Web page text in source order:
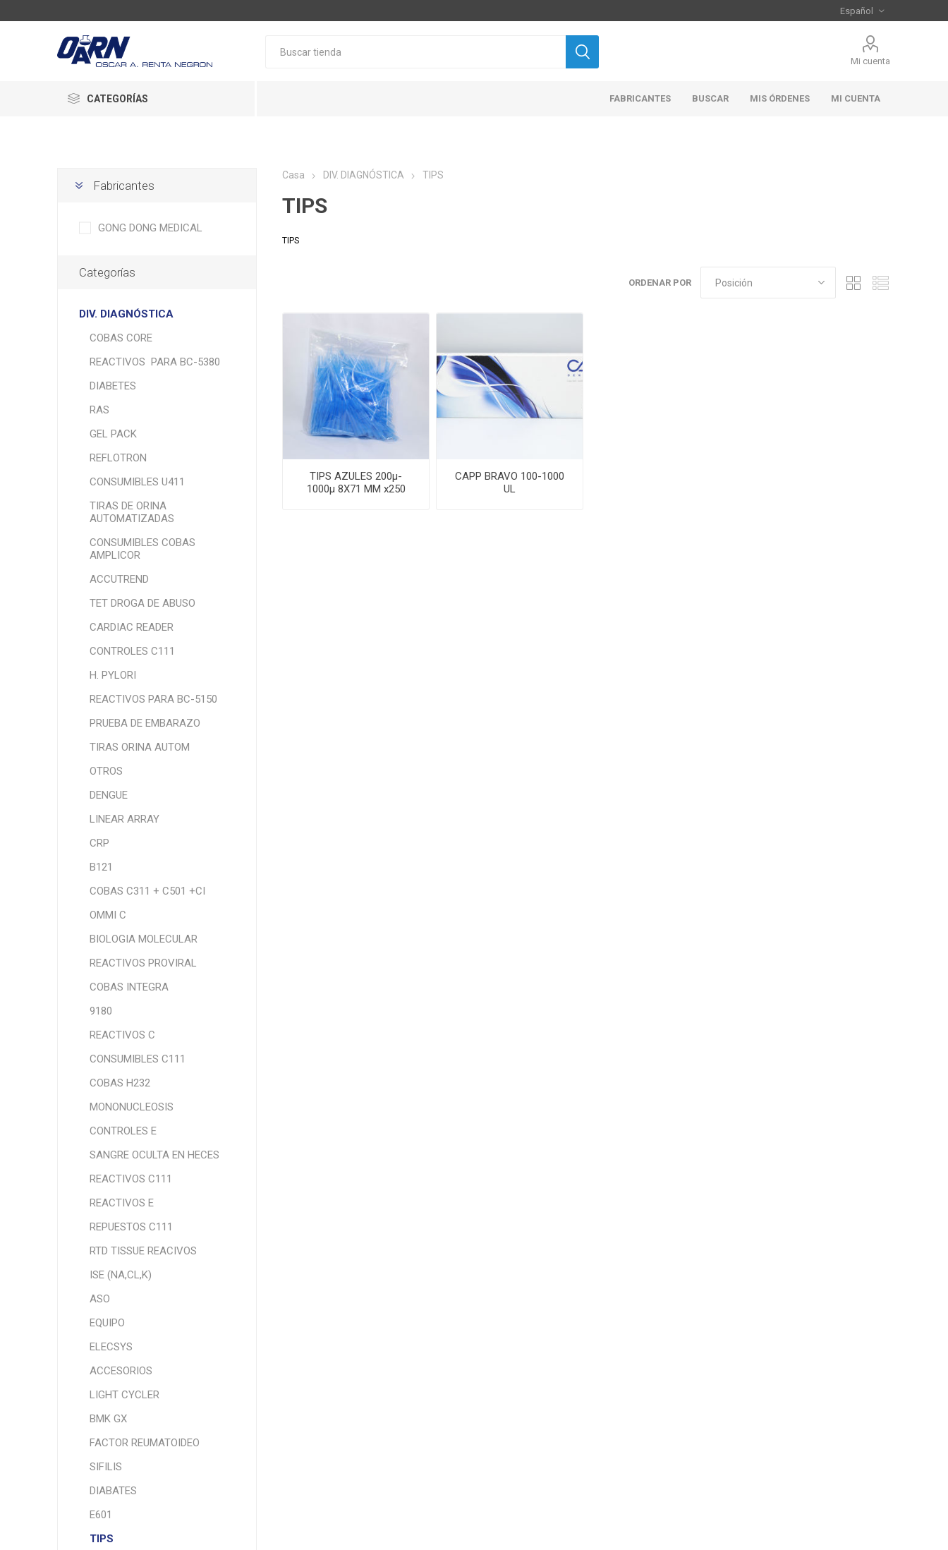
Mi cuenta
CATEGORÍAS FABRICANTES BUSCAR MIS ÓRDENES MI CUENTA
Casa DIV. DIAGNÓSTICA TIPS
TIPS
TIPS
ORDENAR POR
TIPS AZULES 200µ-
1000µ 8X71 MM x250
CAPP BRAVO 100-1000
UL
Fabricantes
GONG DONG MEDICAL
Categorías
DIV. DIAGNÓSTICA
COBAS CORE
REACTIVOS PARA BC-5380
DIABETES
RAS
GEL PACK
REFLOTRON
CONSUMIBLES U411
TIRAS DE ORINA
AUTOMATIZADAS
CONSUMIBLES COBAS
AMPLICOR
ACCUTREND
TET DROGA DE ABUSO
CARDIAC READER
CONTROLES C111
H. PYLORI
REACTIVOS PARA BC-5150
PRUEBA DE EMBARAZO
TIRAS ORINA AUTOM
OTROS
DENGUE
LINEAR ARRAY
CRP
B121
COBAS C311 + C501 +CI
OMMI C
BIOLOGIA MOLECULAR
REACTIVOS PROVIRAL
COBAS INTEGRA
9180
REACTIVOS C
CONSUMIBLES C111
COBAS H232
MONONUCLEOSIS
CONTROLES E
SANGRE OCULTA EN HECES
REACTIVOS C111
REACTIVOS E
REPUESTOS C111
RTD TISSUE REACIVOS
ISE (NA,CL,K)
ASO
EQUIPO
ELECSYS
ACCESORIOS
LIGHT CYCLER
BMK GX
FACTOR REUMATOIDEO
SIFILIS
DIABATES
E601
TIPS